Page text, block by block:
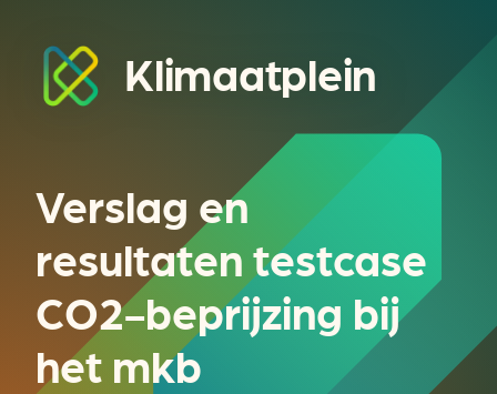
Klimaatplein
Verslag en
resultaten testcase
CO2-beprijzing bij
het mkb